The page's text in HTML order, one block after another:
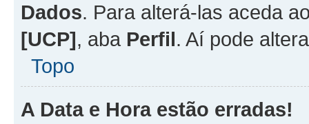
Dados. Para alterá-las aceda
[UCP], aba Perfil. Aí pode
Topo
A Data e Hora estão erradas!